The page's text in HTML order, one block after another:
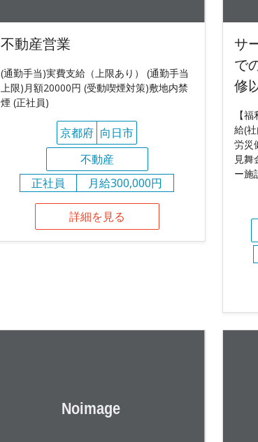
不動産営業
(通勤手当)実費支給（上限あり） (通勤手当
上限)月額20000円 (受動喫煙対策)敷地内禁
煙 (正社員)
京都府 向日市
不動産
正社員
月給300,000円
詳細を見る
サ
で
修
【
給(
労災
見舞
ー施